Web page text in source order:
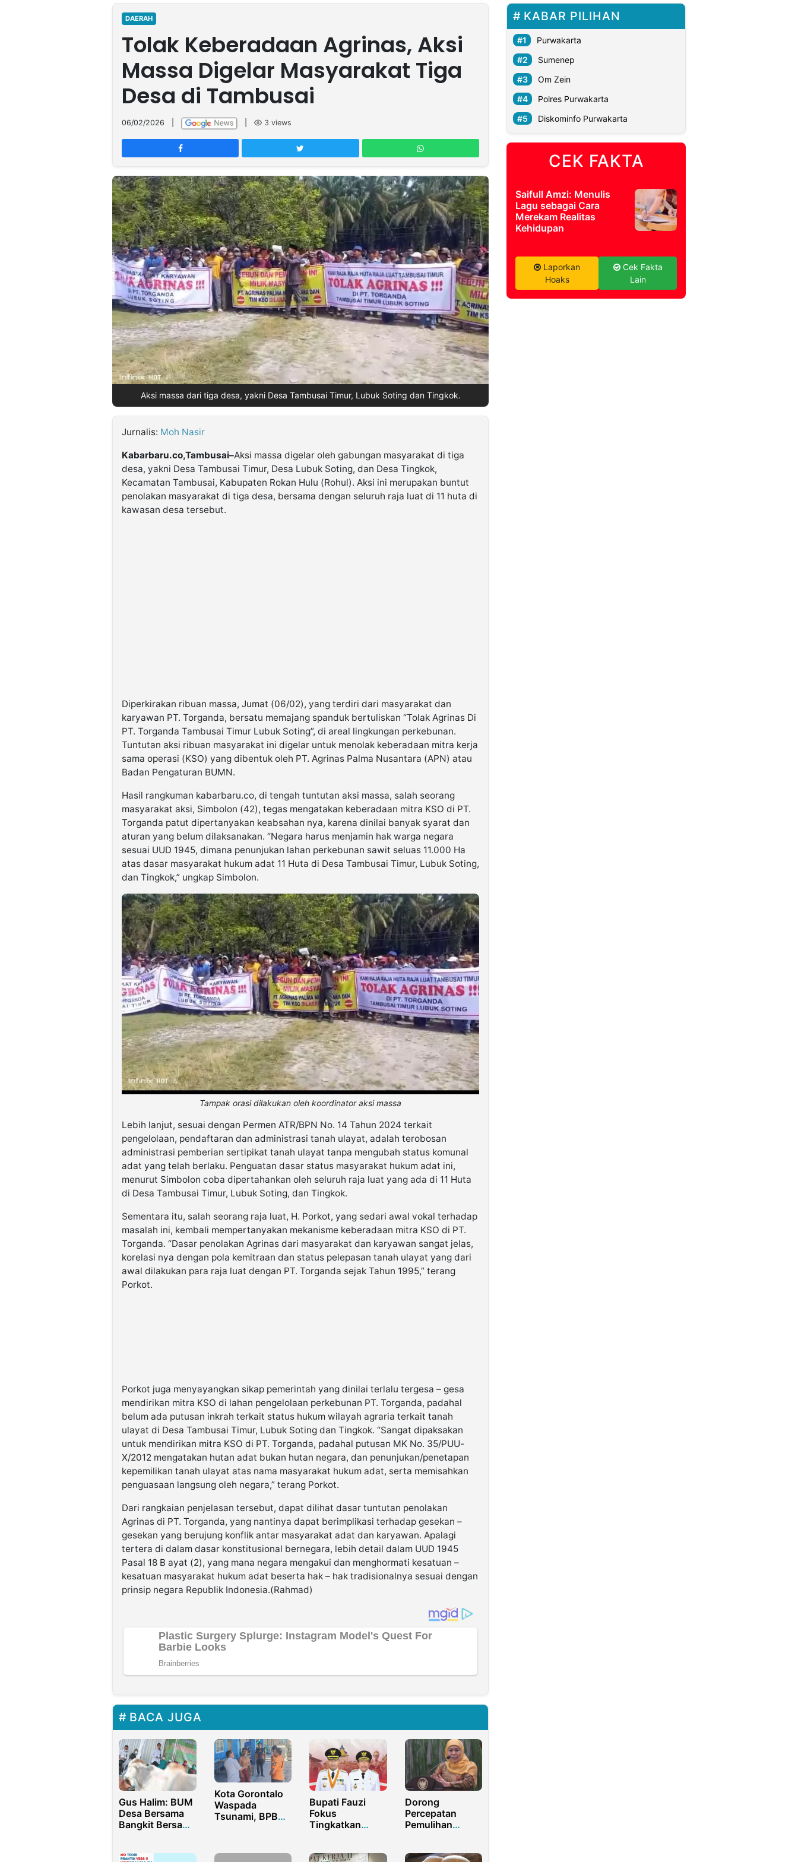
DAERAH
Tolak Keberadaan Agrinas, Aksi
Massa Digelar Masyarakat Tiga
Desa di Tambusai
06/02/2026 3 views
Aksi massa dari tiga desa, yakni Desa Tambusai Timur, Lubuk Soting dan Tingkok.
Jurnalis: Moh Nasir
Kabarbaru.co,Tambusai–Aksi massa digelar oleh gabungan masyarakat di tiga
desa, yakni Desa Tambusai Timur, Desa Lubuk Soting, dan Desa Tingkok,
Kecamatan Tambusai, Kabupaten Rokan Hulu (Rohul). Aksi ini merupakan buntut
penolakan masyarakat di tiga desa, bersama dengan seluruh raja luat di 11 huta di
kawasan desa tersebut.
Diperkirakan ribuan massa, Jumat (06/02), yang terdiri dari masyarakat dan
karyawan PT. Torganda, bersatu memajang spanduk bertuliskan “Tolak Agrinas Di
PT. Torganda Tambusai Timur Lubuk Soting”, di areal lingkungan perkebunan.
Tuntutan aksi ribuan masyarakat ini digelar untuk menolak keberadaan mitra kerja
sama operasi (KSO) yang dibentuk oleh PT. Agrinas Palma Nusantara (APN) atau
Badan Pengaturan BUMN.
Hasil rangkuman kabarbaru.co, di tengah tuntutan aksi massa, salah seorang
masyarakat aksi, Simbolon (42), tegas mengatakan keberadaan mitra KSO di PT.
Torganda patut dipertanyakan keabsahan nya, karena dinilai banyak syarat dan
aturan yang belum dilaksanakan. “Negara harus menjamin hak warga negara
sesuai UUD 1945, dimana penunjukan lahan perkebunan sawit seluas 11.000 Ha
atas dasar masyarakat hukum adat 11 Huta di Desa Tambusai Timur, Lubuk Soting,
dan Tingkok,” ungkap Simbolon.
Tampak orasi dilakukan oleh koordinator aksi massa
Lebih lanjut, sesuai dengan Permen ATR/BPN No. 14 Tahun 2024 terkait
pengelolaan, pendaftaran dan administrasi tanah ulayat, adalah terobosan
administrasi pemberian sertipikat tanah ulayat tanpa mengubah status komunal
adat yang telah berlaku. Penguatan dasar status masyarakat hukum adat ini,
menurut Simbolon coba dipertahankan oleh seluruh raja luat yang ada di 11 Huta
di Desa Tambusai Timur, Lubuk Soting, dan Tingkok.
Sementara itu, salah seorang raja luat, H. Porkot, yang sedari awal vokal terhadap
masalah ini, kembali mempertanyakan mekanisme keberadaan mitra KSO di PT.
Torganda. “Dasar penolakan Agrinas dari masyarakat dan karyawan sangat jelas,
korelasi nya dengan pola kemitraan dan status pelepasan tanah ulayat yang dari
awal dilakukan para raja luat dengan PT. Torganda sejak Tahun 1995,” terang
Porkot.
Porkot juga menyayangkan sikap pemerintah yang dinilai terlalu tergesa – gesa
mendirikan mitra KSO di lahan pengelolaan perkebunan PT. Torganda, padahal
belum ada putusan inkrah terkait status hukum wilayah agraria terkait tanah
ulayat di Desa Tambusai Timur, Lubuk Soting dan Tingkok. “Sangat dipaksakan
untuk mendirikan mitra KSO di PT. Torganda, padahal putusan MK No. 35/PUU-
X/2012 mengatakan hutan adat bukan hutan negara, dan penunjukan/penetapan
kepemilikan tanah ulayat atas nama masyarakat hukum adat, serta memisahkan
penguasaan langsung oleh negara,” terang Porkot.
Dari rangkaian penjelasan tersebut, dapat dilihat dasar tuntutan penolakan
Agrinas di PT. Torganda, yang nantinya dapat berimplikasi terhadap gesekan –
gesekan yang berujung konflik antar masyarakat adat dan karyawan. Apalagi
tertera di dalam dasar konstitusional bernegara, lebih detail dalam UUD 1945
Pasal 18 B ayat (2), yang mana negara mengakui dan menghormati kesatuan –
kesatuan masyarakat hukum adat beserta hak – hak tradisionalnya sesuai dengan
prinsip negara Republik Indonesia.(Rahmad)
BACA JUGA
Gus Halim: BUM
Desa Bersama
Bangkit Bersama
Sustainabel
Kota Gorontalo
Waspada
Tsunami, BPBD
Bupati Fauzi
Fokus
Tingkatkan
di Periode Kedua
Dorong
Percepatan
Pemulihan
MoU dengan
KABAR PILIHAN
Purwakarta
Sumenep
Om Zein
Polres Purwakarta
Diskominfo Purwakarta
CEK FAKTA
Saifull Amzi: Menulis
Lagu sebagai Cara
Merekam Realitas
Kehidupan
Laporkan
Hoaks
Cek Fakta
Lain